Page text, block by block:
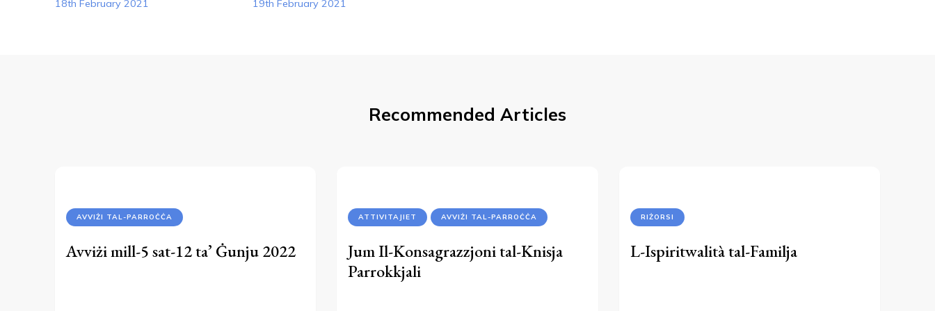
18th February 2021 19th February 2021
Recommended Articles
AVVIŻI TAL-PARROĊĊA
Avviżi mill-5 sat-12 ta’ Ġunju 2022
ATTIVITAJIET AVVIŻI TAL-PARROĊĊA
Jum Il-Konsagrazzjoni tal-Knisja
Parrokkjali
RIŻORSI
L-Ispiritwalità tal-Familja